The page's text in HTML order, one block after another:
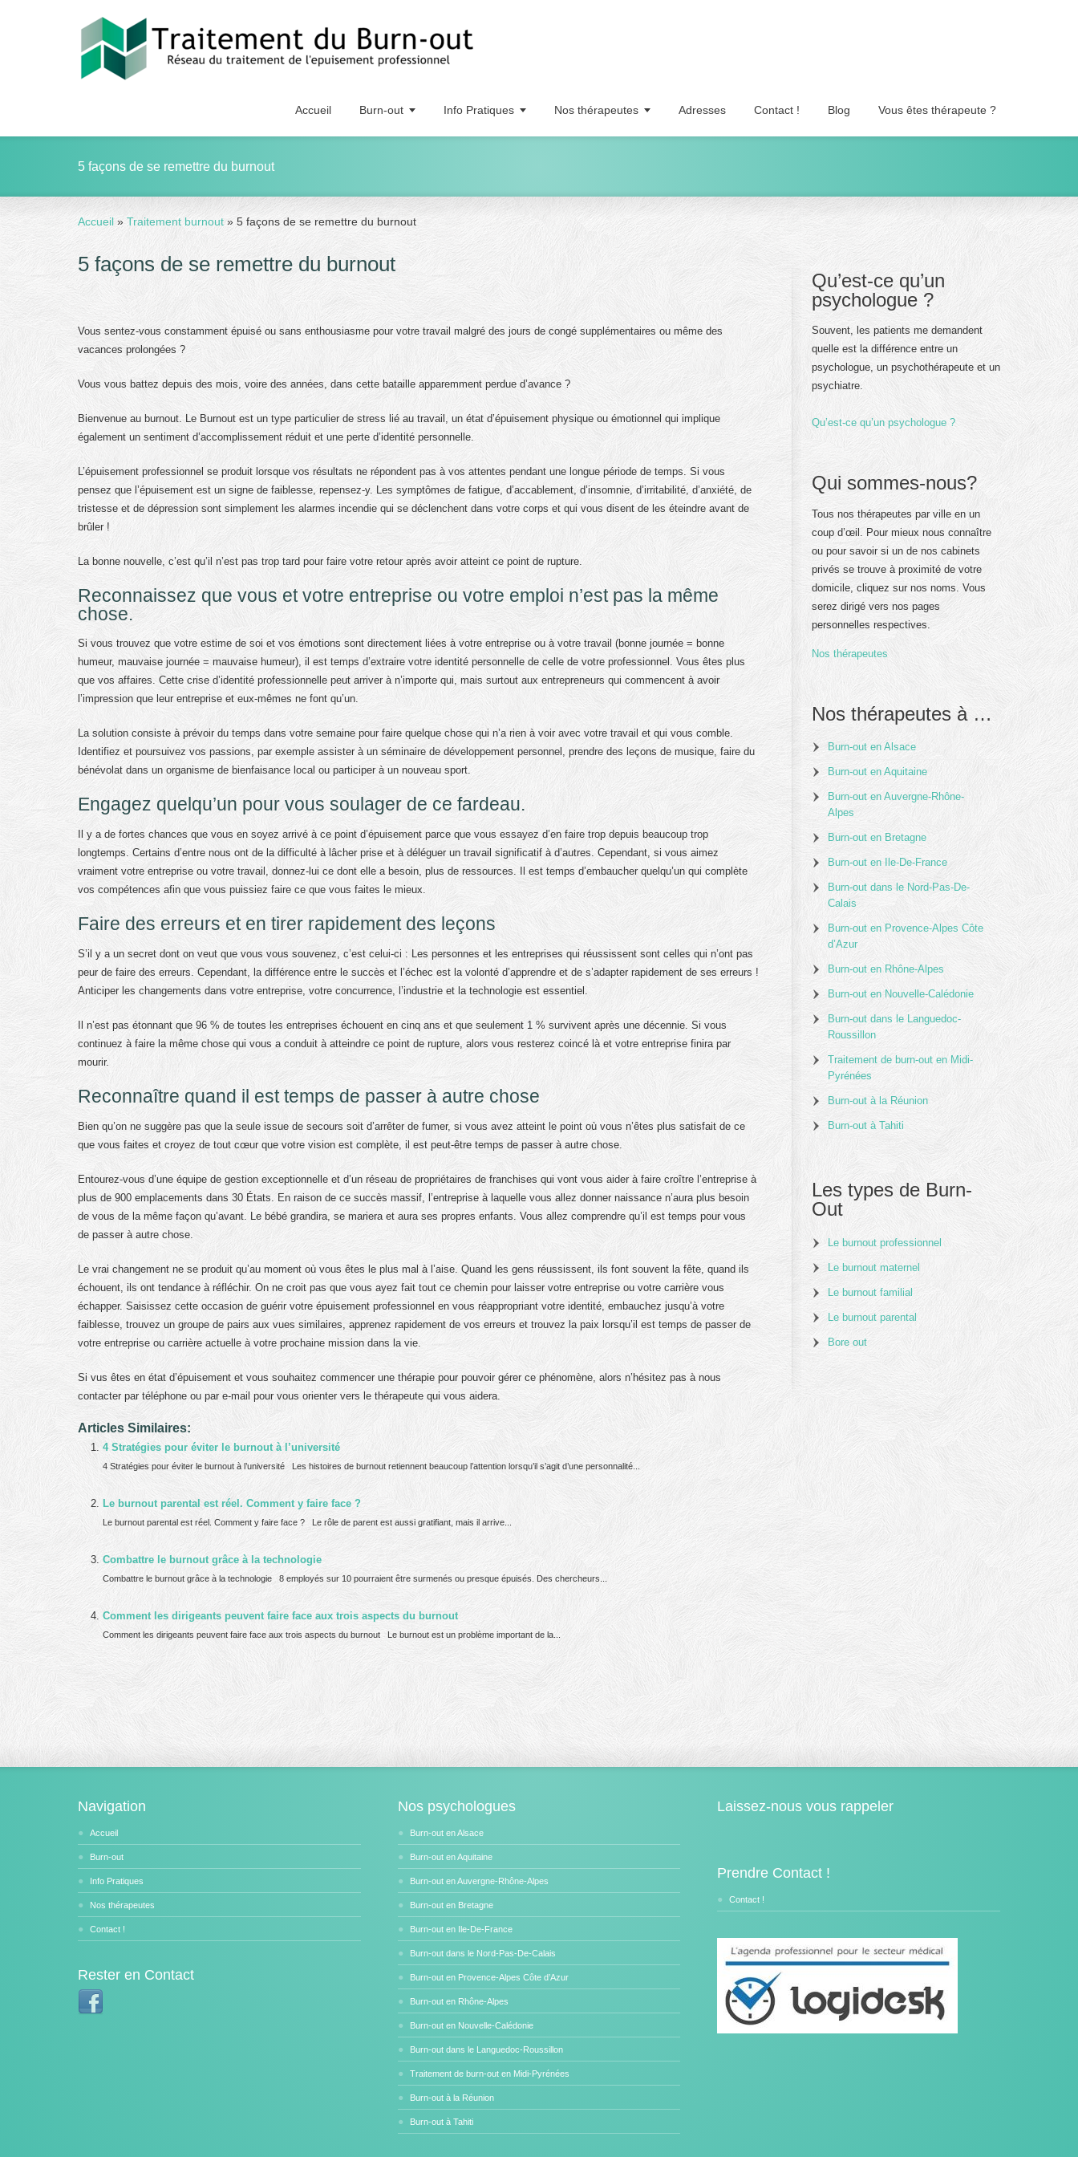
Accueil Burn-out Info Pratiques Nos thérapeutes Adresses Contact ! Blog Vous êtes thérapeute ?
5 façons de se remettre du burnout
Accueil » Traitement burnout » 5 façons de se remettre du burnout
5 façons de se remettre du burnout
Vous sentez-vous constamment épuisé ou sans enthousiasme pour votre travail malgré des jours de congé supplémentaires ou même des
vacances prolongées ?
Vous vous battez depuis des mois, voire des années, dans cette bataille apparemment perdue d’avance ?
Bienvenue au burnout. Le Burnout est un type particulier de stress lié au travail, un état d’épuisement physique ou émotionnel qui implique
également un sentiment d’accomplissement réduit et une perte d’identité personnelle.
L’épuisement professionnel se produit lorsque vos résultats ne répondent pas à vos attentes pendant une longue période de temps. Si vous
pensez que l’épuisement est un signe de faiblesse, repensez-y. Les symptômes de fatigue, d’accablement, d’insomnie, d’irritabilité, d’anxiété, de
tristesse et de dépression sont simplement les alarmes incendie qui se déclenchent dans votre corps et qui vous disent de les éteindre avant de
brûler !
La bonne nouvelle, c’est qu’il n’est pas trop tard pour faire votre retour après avoir atteint ce point de rupture.
Reconnaissez que vous et votre entreprise ou votre emploi n’est pas la même
chose.
Si vous trouvez que votre estime de soi et vos émotions sont directement liées à votre entreprise ou à votre travail (bonne journée = bonne
humeur, mauvaise journée = mauvaise humeur), il est temps d’extraire votre identité personnelle de celle de votre professionnel. Vous êtes plus
que vos affaires. Cette crise d’identité professionnelle peut arriver à n’importe qui, mais surtout aux entrepreneurs qui commencent à avoir
l’impression que leur entreprise et eux-mêmes ne font qu’un.
La solution consiste à prévoir du temps dans votre semaine pour faire quelque chose qui n’a rien à voir avec votre travail et qui vous comble.
Identifiez et poursuivez vos passions, par exemple assister à un séminaire de développement personnel, prendre des leçons de musique, faire du
bénévolat dans un organisme de bienfaisance local ou participer à un nouveau sport.
Engagez quelqu’un pour vous soulager de ce fardeau.
Il y a de fortes chances que vous en soyez arrivé à ce point d’épuisement parce que vous essayez d’en faire trop depuis beaucoup trop
longtemps. Certains d’entre nous ont de la difficulté à lâcher prise et à déléguer un travail significatif à d’autres. Cependant, si vous aimez
vraiment votre entreprise ou votre travail, donnez-lui ce dont elle a besoin, plus de ressources. Il est temps d’embaucher quelqu’un qui complète
vos compétences afin que vous puissiez faire ce que vous faites le mieux.
Faire des erreurs et en tirer rapidement des leçons
S’il y a un secret dont on veut que vous vous souvenez, c’est celui-ci : Les personnes et les entreprises qui réussissent sont celles qui n’ont pas
peur de faire des erreurs. Cependant, la différence entre le succès et l’échec est la volonté d’apprendre et de s’adapter rapidement de ses erreurs !
Anticiper les changements dans votre entreprise, votre concurrence, l’industrie et la technologie est essentiel.
Il n’est pas étonnant que 96 % de toutes les entreprises échouent en cinq ans et que seulement 1 % survivent après une décennie. Si vous
continuez à faire la même chose qui vous a conduit à atteindre ce point de rupture, alors vous resterez coincé là et votre entreprise finira par
mourir.
Reconnaître quand il est temps de passer à autre chose
Bien qu’on ne suggère pas que la seule issue de secours soit d’arrêter de fumer, si vous avez atteint le point où vous n’êtes plus satisfait de ce
que vous faites et croyez de tout cœur que votre vision est complète, il est peut-être temps de passer à autre chose.
Entourez-vous d’une équipe de gestion exceptionnelle et d’un réseau de propriétaires de franchises qui vont vous aider à faire croître l’entreprise à
plus de 900 emplacements dans 30 États. En raison de ce succès massif, l’entreprise à laquelle vous allez donner naissance n’aura plus besoin
de vous de la même façon qu’avant. Le bébé grandira, se mariera et aura ses propres enfants. Vous allez comprendre qu’il est temps pour vous
de passer à autre chose.
Le vrai changement ne se produit qu’au moment où vous êtes le plus mal à l’aise. Quand les gens réussissent, ils font souvent la fête, quand ils
échouent, ils ont tendance à réfléchir. On ne croit pas que vous ayez fait tout ce chemin pour laisser votre entreprise ou votre carrière vous
échapper. Saisissez cette occasion de guérir votre épuisement professionnel en vous réappropriant votre identité, embauchez jusqu’à votre
faiblesse, trouvez un groupe de pairs aux vues similaires, apprenez rapidement de vos erreurs et trouvez la paix lorsqu’il est temps de passer de
votre entreprise ou carrière actuelle à votre prochaine mission dans la vie.
Si vus êtes en état d’épuisement et vous souhaitez commencer une thérapie pour pouvoir gérer ce phénomène, alors n’hésitez pas à nous
contacter par téléphone ou par e-mail pour vous orienter vers le thérapeute qui vous aidera.
Articles Similaires:
4 Stratégies pour éviter le burnout à l’université
4 Stratégies pour éviter le burnout à l’université Les histoires de burnout retiennent beaucoup l’attention lorsqu’il s’agit d’une personnalité...
Le burnout parental est réel. Comment y faire face ?
Le burnout parental est réel. Comment y faire face ? Le rôle de parent est aussi gratifiant, mais il arrive...
Combattre le burnout grâce à la technologie
Combattre le burnout grâce à la technologie 8 employés sur 10 pourraient être surmenés ou presque épuisés. Des chercheurs...
Comment les dirigeants peuvent faire face aux trois aspects du burnout
Comment les dirigeants peuvent faire face aux trois aspects du burnout Le burnout est un problème important de la...
Qu’est-ce qu’un
psychologue ?
Souvent, les patients me demandent
quelle est la différence entre un
psychologue, un psychothérapeute et un
psychiatre.
Qu’est-ce qu’un psychologue ?
Qui sommes-nous?
Tous nos thérapeutes par ville en un
coup d’œil. Pour mieux nous connaître
ou pour savoir si un de nos cabinets
privés se trouve à proximité de votre
domicile, cliquez sur nos noms. Vous
serez dirigé vers nos pages
personnelles respectives.
Nos thérapeutes
Nos thérapeutes à …
Burn-out en Alsace
Burn-out en Aquitaine
Burn-out en Auvergne-Rhône-
Alpes
Burn-out en Bretagne
Burn-out en Ile-De-France
Burn-out dans le Nord-Pas-De-
Calais
Burn-out en Provence-Alpes Côte
d’Azur
Burn-out en Rhône-Alpes
Burn-out en Nouvelle-Calédonie
Burn-out dans le Languedoc-
Roussillon
Traitement de burn-out en Midi-
Pyrénées
Burn-out à la Réunion
Burn-out à Tahiti
Les types de Burn-
Out
Le burnout professionnel
Le burnout maternel
Le burnout familial
Le burnout parental
Bore out
Navigation
Accueil
Burn-out
Info Pratiques
Nos thérapeutes
Contact !
Rester en Contact
Nos psychologues
Burn-out en Alsace
Burn-out en Aquitaine
Burn-out en Auvergne-Rhône-Alpes
Burn-out en Bretagne
Burn-out en Ile-De-France
Burn-out dans le Nord-Pas-De-Calais
Burn-out en Provence-Alpes Côte d’Azur
Burn-out en Rhône-Alpes
Burn-out en Nouvelle-Calédonie
Burn-out dans le Languedoc-Roussillon
Traitement de burn-out en Midi-Pyrénées
Burn-out à la Réunion
Burn-out à Tahiti
Laissez-nous vous rappeler
Prendre Contact !
Contact !